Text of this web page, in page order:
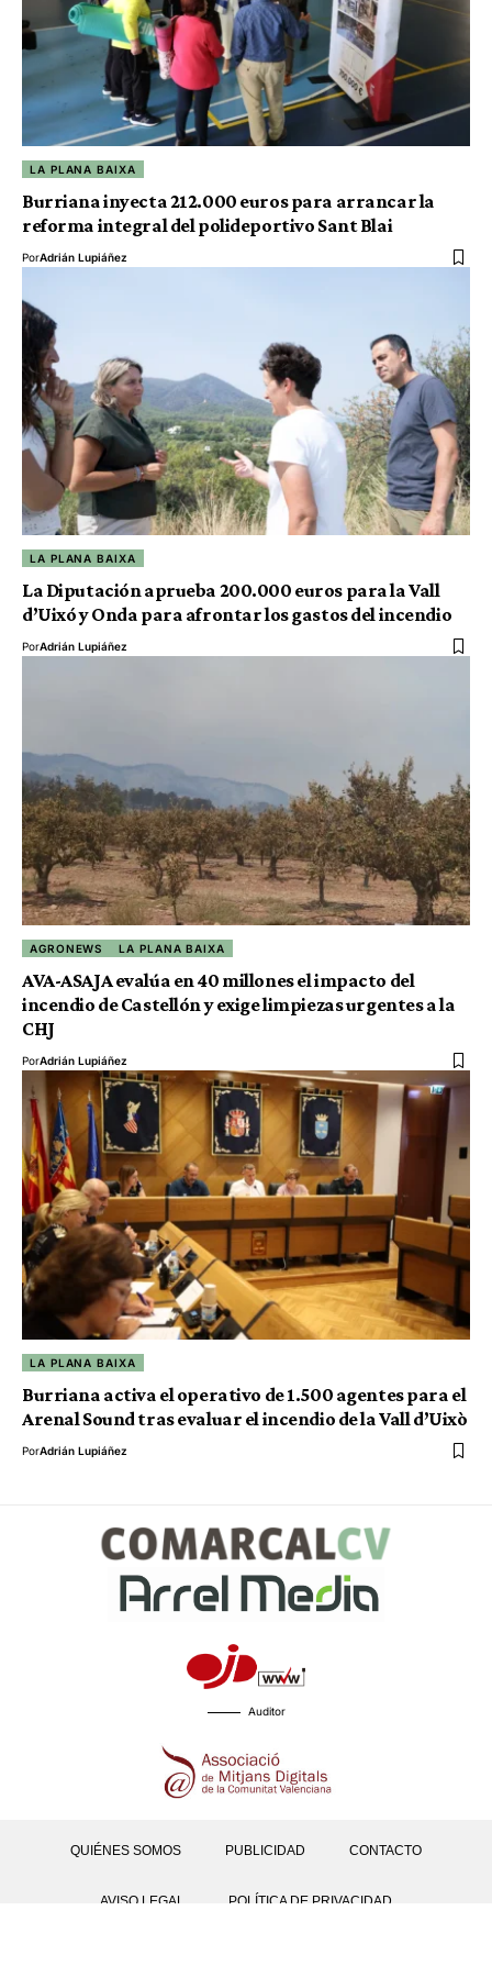
LA PLANA BAIXA
Burriana inyecta 212.000 euros para arrancar la
reforma integral del polideportivo Sant Blai
PorAdrián Lupiáñez
LA PLANA BAIXA
La Diputación aprueba 200.000 euros para la Vall
d’Uixó y Onda para afrontar los gastos del incendio
PorAdrián Lupiáñez
AGRONEWS LA PLANA BAIXA
AVA-ASAJA evalúa en 40 millones el impacto del
incendio de Castellón y exige limpiezas urgentes a la
CHJ
PorAdrián Lupiáñez
LA PLANA BAIXA
Burriana activa el operativo de 1.500 agentes para el
Arenal Sound tras evaluar el incendio de la Vall d’Uixò
PorAdrián Lupiáñez
Auditor
QUIÉNES SOMOS PUBLICIDAD CONTACTO
AVISO LEGAL POLÍTICA DE PRIVACIDAD